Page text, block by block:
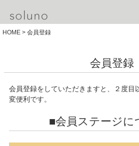
HOME 会員登録
会員登録
会員登録をしていただきますと、２度目
変便利です。
■会員ステージに